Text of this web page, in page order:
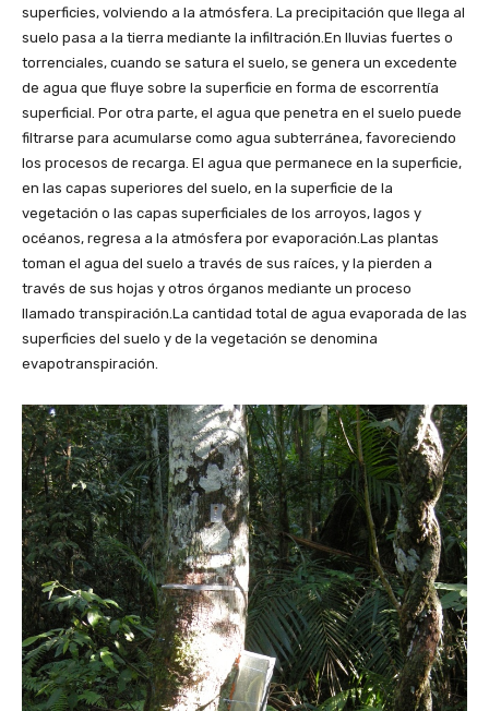
superficies, volviendo a la atmósfera. La precipitación que llega al
suelo pasa a la tierra mediante la infiltración.En lluvias fuertes o
torrenciales, cuando se satura el suelo, se genera un excedente
de agua que fluye sobre la superficie en forma de escorrentía
superficial. Por otra parte, el agua que penetra en el suelo puede
filtrarse para acumularse como agua subterránea, favoreciendo
los procesos de recarga. El agua que permanece en la superficie,
en las capas superiores del suelo, en la superficie de la
vegetación o las capas superficiales de los arroyos, lagos y
océanos, regresa a la atmósfera por evaporación.Las plantas
toman el agua del suelo a través de sus raíces, y la pierden a
través de sus hojas y otros órganos mediante un proceso
llamado transpiración.La cantidad total de agua evaporada de las
superficies del suelo y de la vegetación se denomina
evapotranspiración.